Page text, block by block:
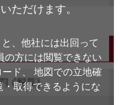
ただけます。
、他社には出回って
の方には閲覧できない
ド、
地図での立地確
取得できるようにな